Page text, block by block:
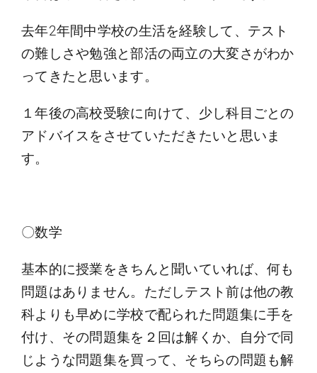
去年2年間中学校の生活を経験して、テスト
の難しさや勉強と部活の両立の大変さがわか
ってきたと思います。
１年後の高校受験に向けて、少し科目ごとの
アドバイスをさせていただきたいと思いま
す。
〇数学
基本的に授業をきちんと聞いていれば、何も
問題はありません。ただしテスト前は他の教
科よりも早めに学校で配られた問題集に手を
付け、その問題集を２回は解くか、自分で同
じような問題集を買って、そちらの問題も解